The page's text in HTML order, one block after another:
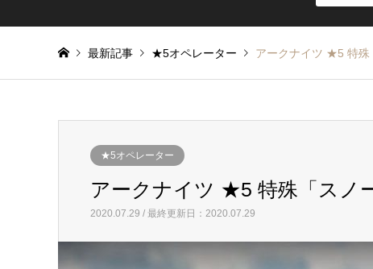
最新記事 ★5オペレーター アークナイツ ★5 特殊
★5オペレーター
アークナイツ ★5 特殊「スノ
2020.07.29 / 最終更新日：2020.07.29